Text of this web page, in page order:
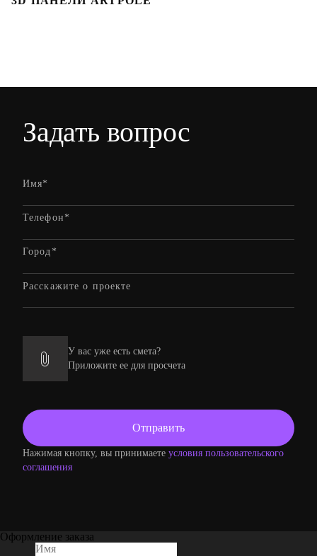
Задать вопрос
У вас уже есть смета?
Приложите ее для просчета
Нажимая кнопку, вы принимаете условия пользовательского
соглашения
Оформление заказа